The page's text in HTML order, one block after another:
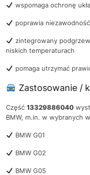
wspomaga ochronę
poprawia
zintegrowany
niskich temperaturach
pomaga utrzymać
Zastosowanie /
Część 13329886040
BMW, m.in. w wybranych
BMW G01
BMW G02
BMW G05